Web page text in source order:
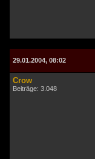
29.01.2004, 08:02
Crow
Beiträge: 3.048